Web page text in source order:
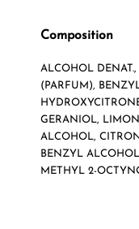
Composition
ALCOHOL
(PARFUM),
GERANIOL,
ALCOHOL,
BENZYL
METHYL 2-